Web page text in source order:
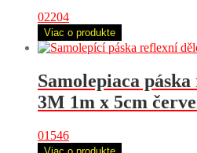
02204
Viac o produkte
Samolepiaca
3M 1m x 5cm
01546